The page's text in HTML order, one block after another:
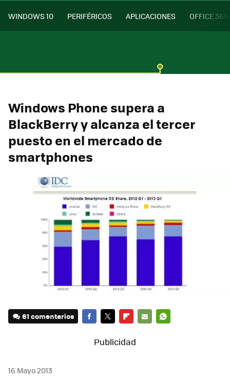
WINDOWS 10 PERIFÉRICOS APLICACIONES OFFICE 365
Windows Phone supera a
BlackBerry y alcanza el tercer
puesto en el mercado de
smartphones
61 comentarios
16 Mayo 2013